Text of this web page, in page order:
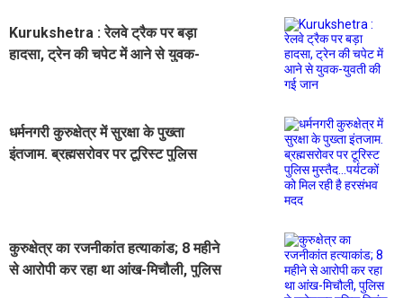
Kurukshetra : रेलवे ट्रैक पर बड़ा
हादसा, ट्रेन की चपेट में आने से युवक-
धर्मनगरी कुरुक्षेत्र में सुरक्षा के पुख्ता
इंतजाम. ब्रह्मसरोवर पर टूरिस्ट पुलिस
कुरुक्षेत्र का रजनीकांत हत्याकांड; 8 महीने
से आरोपी कर रहा था आंख-मिचौली, पुलिस